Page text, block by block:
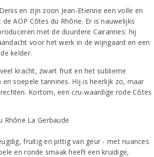
en zijn zoon Jean-Etienne een volle en
AOP Côtes du Rhône. Er is nauwelijks
met de duurdere Cairannes: hij
voor het werk in de wijngaard en een
kelder.
kracht, zwart fruit en het sublieme
soepele tannines. Hij is heerlijk zo, maar
Kortom, een cru-waardige rode Côtes
fruitig en pittig van geur - met nuances
en ronde smaak heeft een kruidige,